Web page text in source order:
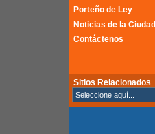
Porteño de Ley
Noticias de la Ciudad
Contáctenos
Sitios Relacionados